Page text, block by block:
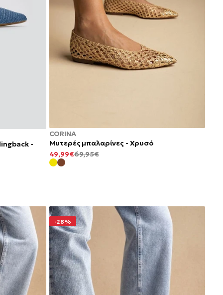
-
CORINA
Μυτερές μπαλαρίνες - Χρυσό
ΚΑΝΟΝΙΚΉ
69,95€
ΕΛΆΧΙΣΤΗ
ΤΙΜΉ
49,99€
-28%